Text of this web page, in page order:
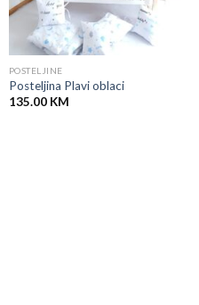
POSTELJINE
Posteljina Plavi oblaci
135.00 KM